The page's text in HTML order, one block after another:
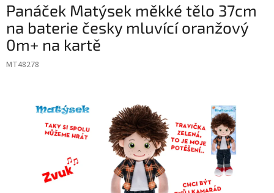
Panáček Matýsek měkké tělo 37cm
na baterie česky mluvící oranžový
0m+ na kartě
MT48278